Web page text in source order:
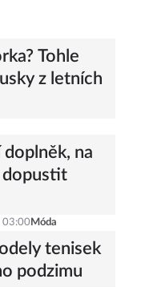
Tohle
z letních
doplněk, na
dopustit
03:00 Móda
tenisek
podzimu